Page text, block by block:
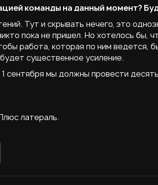
команды на данный момент?
Тут и скрывать нечего, это
пока не пришел. Но хотелось бы,
работа, которая по ним ведется,
существенное усиление.
1 сентября мы должны провести
латераль.